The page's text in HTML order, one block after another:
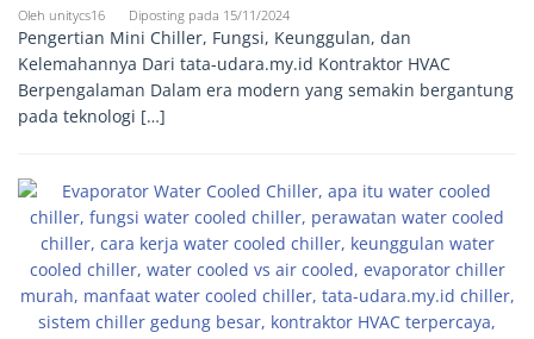
Oleh unitycs16 Diposting pada 15/11/2024
Pengertian Mini Chiller, Fungsi, Keunggulan, dan
Kelemahannya Dari tata-udara.my.id Kontraktor HVAC
Berpengalaman Dalam era modern yang semakin bergantung
pada teknologi […]